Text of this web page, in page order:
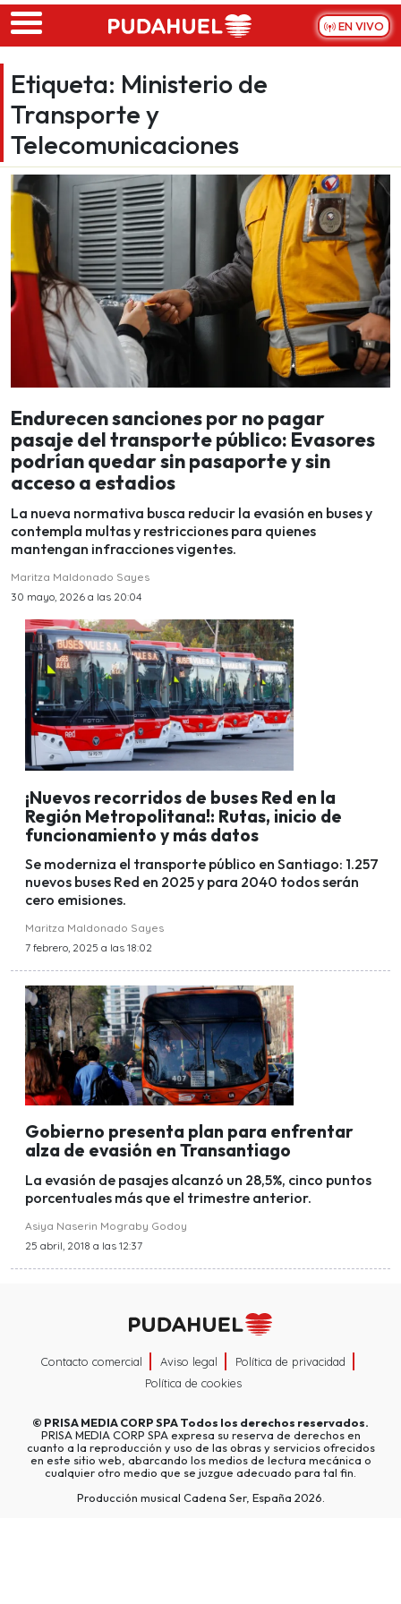
Skip to main content
EN VIVO
Etiqueta: Ministerio de
Transporte y
Telecomunicaciones
Endurecen sanciones por no pagar
pasaje del transporte público: Evasores
podrían quedar sin pasaporte y sin
acceso a estadios
La nueva normativa busca reducir la evasión en buses y
contempla multas y restricciones para quienes
mantengan infracciones vigentes.
Maritza Maldonado Sayes
30 mayo, 2026 a las 20:04
¡Nuevos recorridos de buses Red en la
Región Metropolitana!: Rutas, inicio de
funcionamiento y más datos
Se moderniza el transporte público en Santiago: 1.257
nuevos buses Red en 2025 y para 2040 todos serán
cero emisiones.
Maritza Maldonado Sayes
7 febrero, 2025 a las 18:02
Gobierno presenta plan para enfrentar
alza de evasión en Transantiago
La evasión de pasajes alcanzó un 28,5%, cinco puntos
porcentuales más que el trimestre anterior.
Asiya Naserin Mograby Godoy
25 abril, 2018 a las 12:37
Contacto comercial Aviso legal
Política de privacidad
Política de cookies
© PRISA MEDIA CORP SPATodos los derechos reservados.
PRISA MEDIA CORP SPA expresa su reserva de derechos en
cuanto a la reproducción y uso de las obras y servicios ofrecidos
en este sitio web, abarcando los medios de lectura mecánica o
cualquier otro medio que se juzgue adecuado para tal fin.
Producción musical Cadena Ser, España 2026.